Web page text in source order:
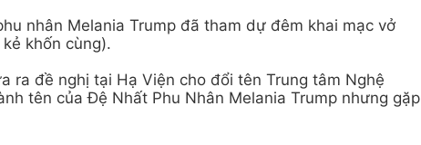
nhân Melania Trump đã tham dự đêm khai mạc vở
khốn cùng).
ra đề nghị tại Hạ Viện cho đổi tên Trung tâm Nghệ
tên của Đệ Nhất Phu Nhân Melania Trump nhưng gặp